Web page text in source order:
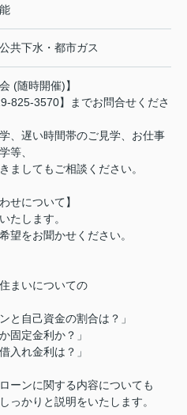
共下水・都市ガス
(随時開催)】
825-3570】までお問合せくださ
、遅い時間帯のご見学、お仕事
等、
ましてもご相談ください。
せについて】
たします。
望をお聞かせください。
まいについての
と自己資金の割合は？」
固定金利か？」
入れ金利は？」
ーンに関する内容についても
っかりと説明をいたします。